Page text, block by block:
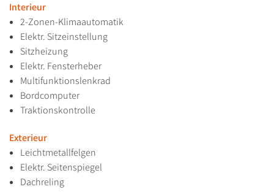
Interieur
2-Zonen-Klimaautomatik
Elektr. Sitzeinstellung
Sitzheizung
Elektr. Fensterheber
Multifunktionslenkrad
Bordcomputer
Traktionskontrolle
Exterieur
Leichtmetallfelgen
Elektr. Seitenspiegel
Dachreling